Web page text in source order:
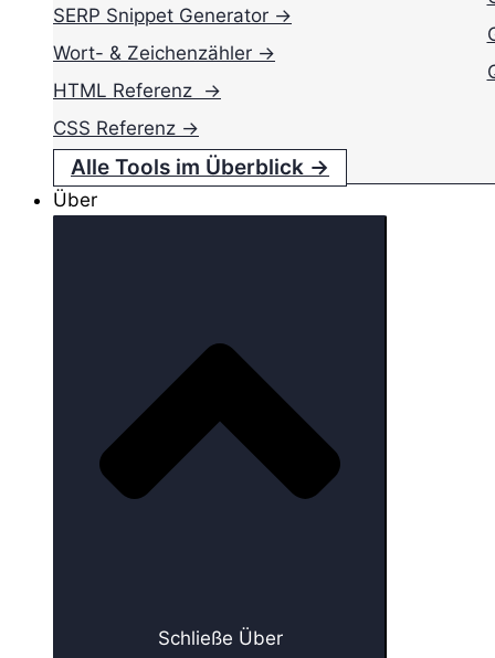
SERP Snippet Generator →
Wort- & Zeichenzähler →
HTML Referenz →
CSS Referenz →
Alle Tools im Überblick →
Über
Schließe Über